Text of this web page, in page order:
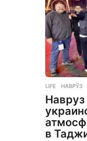
LIFE НАВРӮЗ
в